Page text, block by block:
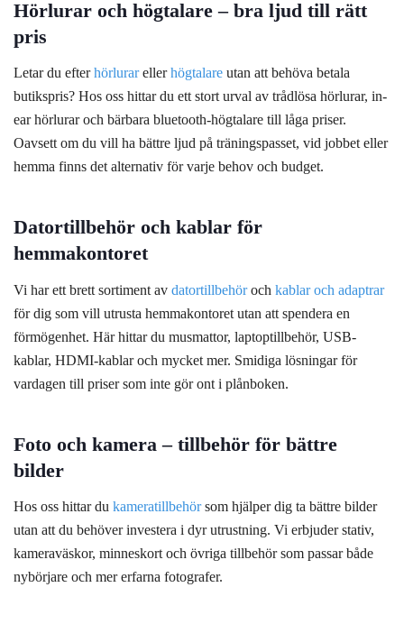
olika
väljas
på
Hörlurar och högtalare – bra ljud till rätt
pris
Letar du efterhörlurarellerhögtalare utan att behöva betala
butikspris? Hos oss hittar du ett stort urval av trådlösa hörlurar, in-
ear hörlurar och bärbara bluetooth-högtalare till låga priser.
Oavsett om du vill ha bättre ljud på träningspasset, vid jobbet eller
hemma finns det alternativ för varje behov och budget.
Datortillbehör och kablar för
hemmakontoret
Vi har ett brett sortiment av datortillbehöroch kablar och adaptrar
för dig som vill utrusta hemmakontoret utan att spendera en
förmögenhet. Här hittar du musmattor, laptoptillbehör, USB-
kablar, HDMI-kablar och mycket mer. Smidiga lösningar för
vardagen till priser som inte gör ont i plånboken.
Foto och kamera – tillbehör för bättre
bilder
Hos oss hittar du kameratillbehörsom hjälper dig ta bättre bilder
utan att du behöver investera i dyr utrustning. Vi erbjuder stativ,
kameraväskor, minneskort och övriga tillbehör som passar både
nybörjare och mer erfarna fotografer.